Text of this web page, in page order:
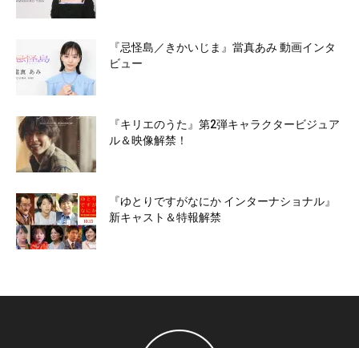
『忌怪島／きかいじま』當真あみ 動画インタ
ビュー
『キリエのうた』第2弾キャラクタービジュア
ル＆映像解禁！
『ゆとりですがなにか インターナショナル』
新キャスト＆特報解禁